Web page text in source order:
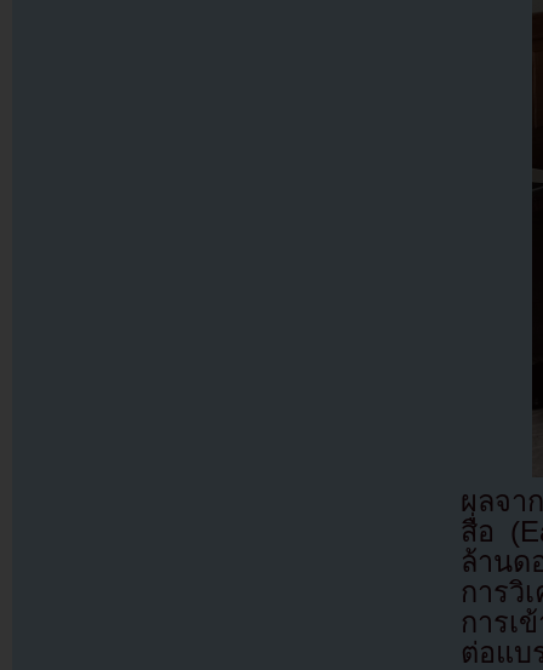
ผลจา
สื่อ
ล้านด
การวิ
การเ
ต่อแบ